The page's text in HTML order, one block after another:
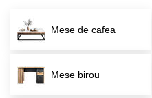
Mese de cafea
Mese birou